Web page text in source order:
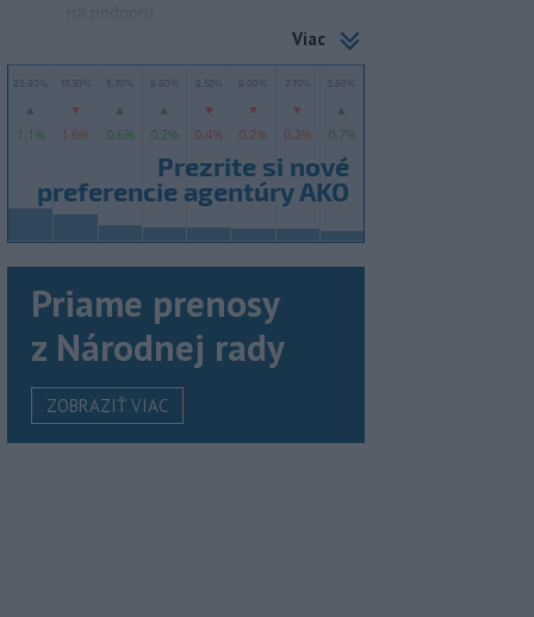
na podporu...
Viac
Priame prenosy
z Národnej rady
ZOBRAZIŤ VIAC